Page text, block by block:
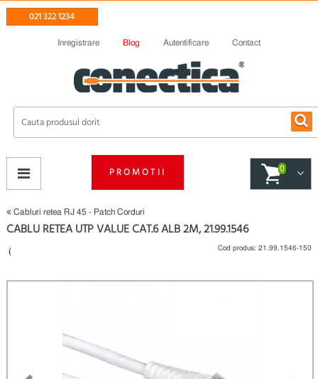
021 322 1234
Inregistrare Blog Autentificare Contact
PROMOTII 0
Cabluri retea RJ 45 - Patch Corduri
CABLU RETEA UTP VALUE CAT.6 ALB 2M, 21.99.1546
(
Cod produs: 21.99.1546-150